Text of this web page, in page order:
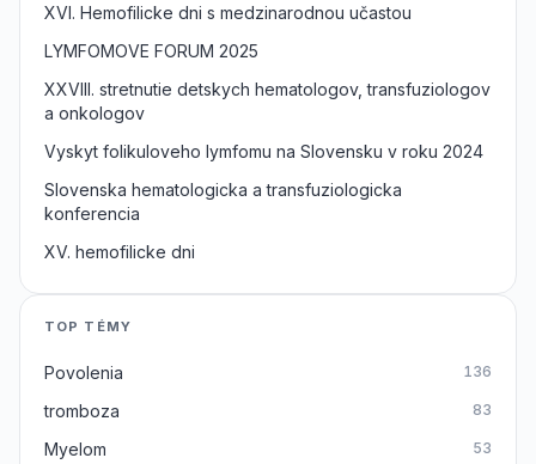
XVI. Hemofilicke dni s medzinarodnou učastou
LYMFOMOVE FORUM 2025
XXVIII. stretnutie detskych hematologov, transfuziologov
a onkologov
Vyskyt folikuloveho lymfomu na Slovensku v roku 2024
Slovenska hematologicka a transfuziologicka
konferencia
XV. hemofilicke dni
TOP TÉMY
Povolenia 136
tromboza 83
Myelom 53